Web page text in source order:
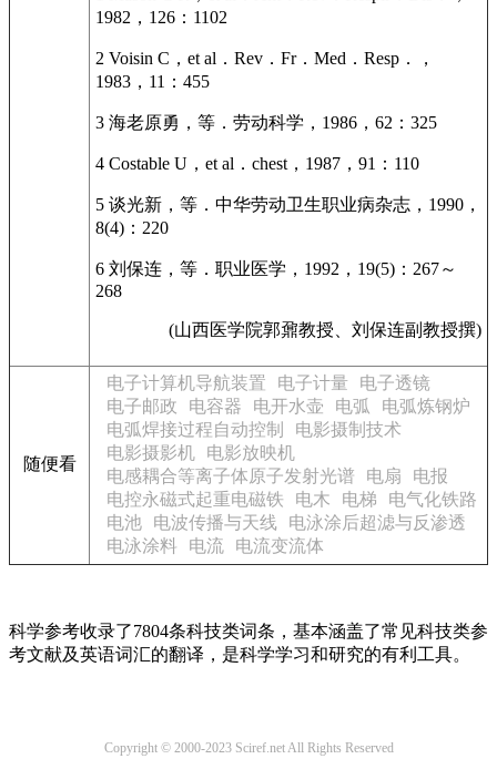
1982，126：1102
2 Voisin C，et al．Rev．Fr．Med．Resp．，
1983，11：455
3 海老原勇，等．劳动科学，1986，62：325
4 Costable U，et al．chest，1987，91：110
5 谈光新，等．中华劳动卫生职业病杂志，1990，
8(4)：220
6 刘保连，等．职业医学，1992，19(5)：267～
268
(山西医学院郭鼐教授、刘保连副教授撰)
随便看
电子计算机导航装置 电子计量
电子透镜
电子邮政
电容器 电开水壶 电弧
电弧炼钢炉
电弧焊接过程自动控制
电影摄制技术
电影摄影机
电影放映机
电感耦合等离子体原子发射光谱
电扇
电报
电控永磁式起重电磁铁
电木 电梯
电气化铁路
电池
电波传播与天线
电泳涂后超滤与反渗透
电泳涂料
电流 电流变流体
科学参考收录了7804条科技类词条，基本涵盖了常见科技类参
考文献及英语词汇的翻译，是科学学习和研究的有利工具。
Copyright © 2000-2023 Sciref.net All Rights Reserved